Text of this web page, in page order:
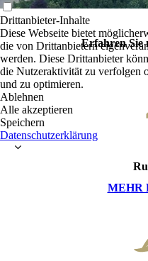
Erfahren Sie
MEHR
Drittanbieter-Inhalte
Diese Webseite bietet
die von Drittanbietern
werden. Diese Drittanbieter
die Nutzeraktivität zu verfolgen
und zu optimieren.
Ablehnen
Alle akzeptieren
Speichern
Datenschutzerklärung